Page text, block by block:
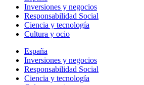
Inversiones y negocios
Responsabilidad Social
Ciencia y tecnología
Cultura y ocio
España
Inversiones y negocios
Responsabilidad Social
Ciencia y tecnología